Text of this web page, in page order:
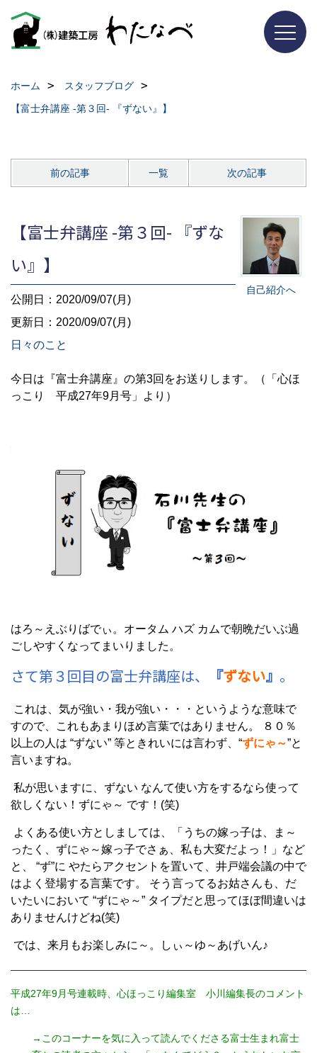
ホーム
スタッフブログ
【富士弁講座 -第３回- 『ずない』】
前の記事 一覧 次の記事
自己紹介へ
【富士弁講座 -第３回- 『ずな
い』】
公開日：2020/09/07(月)
更新日：2020/09/07(月)
日々のこと
今日は『富士弁講座』の第3回をお送りします。（「心ほ
っこり 平成27年9月号」より）
はろ～えぶりばでぃ。オータム ハズ カムで朝晩だいぶ過
ごしやすくなってまいりました。
さて第３回目の富士弁講座は、 『ずない』 。
これは、気が強い・我が強い・・・というような意味で
すので、これもあまりほめ言葉ではありません。 ８０％
以上の人は “ずない” 等ときれいには言わず、“ずにゃ～”と
言いますね。
私が思いますに、ずない なんて使い方をするなら使って
欲しくない！ずにゃ～ です！(笑)
よくある使い方としましては、「うちの嫁っ子は、ま～
ったく、ずにゃ～嫁っ子でさぁ、私も大変だよっ！」など
と、 “ず”に やたらアクセントを置いて、井戸端会議の中で
はよく登場する言葉です。 そう言ってるお姑さんも、だ
いたいにおいて “ずにゃ～” タイプだと思ってほぼ間違いは
ありませんけどね(笑)
では、来月もお楽しみに～。しぃ～ゆ～あげいん♪
平成27年9月号連載時、心ほっこり編集室 小川編集長のコメント
は…
→このコーナーを気に入って読んでくださる富士生まれ富士